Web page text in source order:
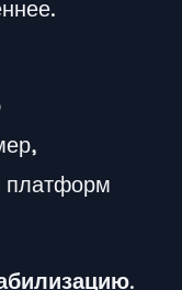
платформ
.